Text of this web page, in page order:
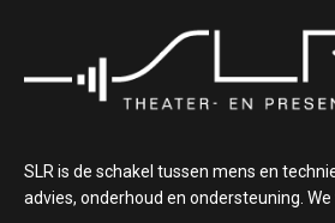
SLR is de schakel tussen mens en
advies, onderhoud en ondersteuning.